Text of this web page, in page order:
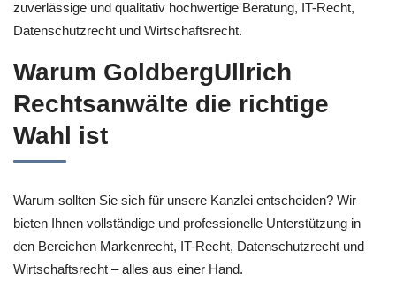
zuverlässige und qualitativ hochwertige Beratung, IT-Recht,
Datenschutzrecht und Wirtschaftsrecht.
Warum GoldbergUllrich
Rechtsanwälte die richtige
Wahl ist
Warum sollten Sie sich für unsere Kanzlei entscheiden? Wir
bieten Ihnen vollständige und professionelle Unterstützung in
den Bereichen Markenrecht, IT-Recht, Datenschutzrecht und
Wirtschaftsrecht – alles aus einer Hand.